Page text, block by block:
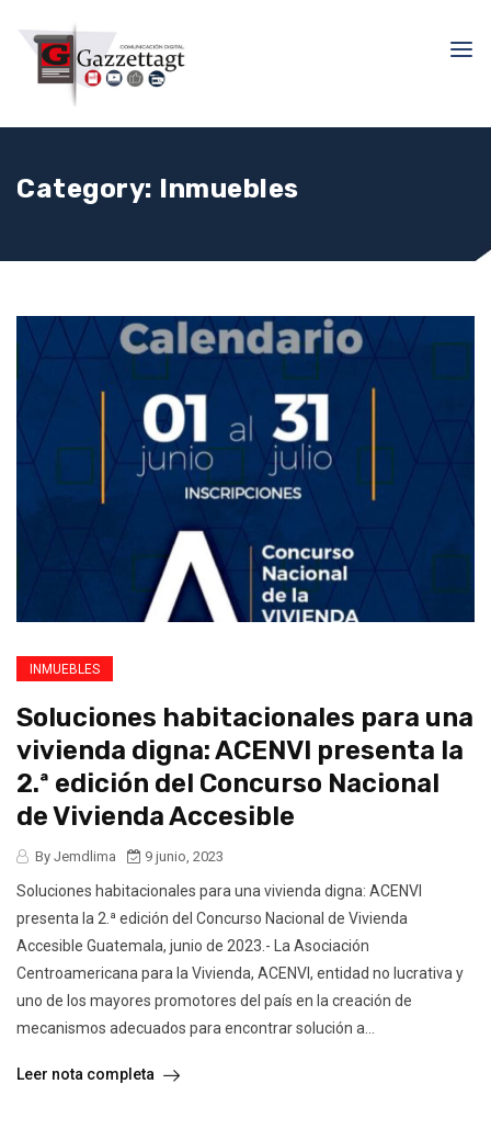
Category: Inmuebles
INMUEBLES
Soluciones habitacionales para una
vivienda digna: ACENVI presenta la
2.ª edición del Concurso Nacional
de Vivienda Accesible
By Jemdlima 9 junio, 2023
Soluciones habitacionales para una vivienda digna: ACENVI
presenta la 2.ª edición del Concurso Nacional de Vivienda
Accesible Guatemala, junio de 2023.- La Asociación
Centroamericana para la Vivienda, ACENVI, entidad no lucrativa y
uno de los mayores promotores del país en la creación de
mecanismos adecuados para encontrar solución a...
Leer nota completa